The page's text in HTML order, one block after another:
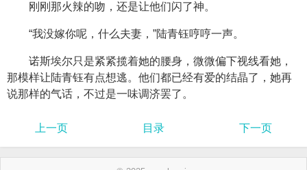
刚刚那火辣的吻，还是让他们闪了神。
“我没嫁你呢，什么夫妻，”陆青钰哼哼一声。
诺斯埃尔只是紧紧揽着她的腰身，微微偏下视线看她，
那模样让陆青钰有点想逃。他们都已经有爱的结晶了，她再
说那样的气话，不过是一味调济罢了。
上一页 目录 下一页